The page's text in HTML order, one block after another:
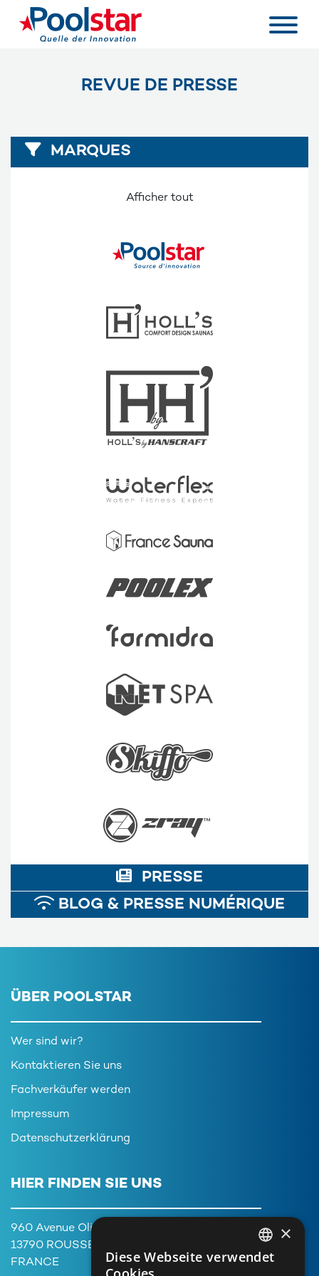
REVUE DE PRESSE
MARQUES
Afficher tout
PRESSE
BLOG & PRESSE NUMÉRIQUE
ÜBER POOLSTAR
Wer sind wir?
Kontaktieren Sie uns
Fachverkäufer werden
Impressum
Datenschutzerklärung
HIER FINDEN SIE UNS
960 Avenue Olivier Perroy,
13790 ROUSSET
FRANCE
FRENCH
×
Diese Webseite verwendet